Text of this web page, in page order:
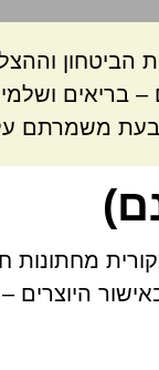
הביטחון
בריאים
משמרתם
מחתונות
היוצרים –